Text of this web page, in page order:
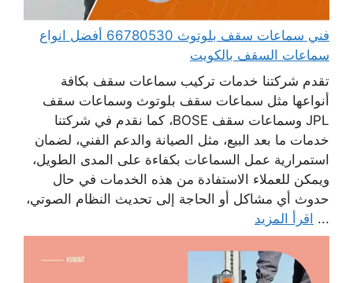
فني سماعات سقف بلوتوث 66780530 أفضل انواع
سماعات السقف بالكويت
تقدم شركتنا خدمات تركيب سماعات سقف بكافة
أنواعها مثل سماعات سقف بلوتوث وسماعات سقف
JPL وسماعات سقف BOSE، كما نقدم في شركتنا
خدمات ما بعد البيع، مثل الصيانة والدعم الفني، لضمان
استمرارية عمل السماعات بكفاءة على المدى الطويل،
ويمكن للعملاء الاستفادة من هذه الخدمات في حال
حدوث أي مشاكل أو الحاجة إلى تحديث النظام الصوتي،
... اقرأ المزيد